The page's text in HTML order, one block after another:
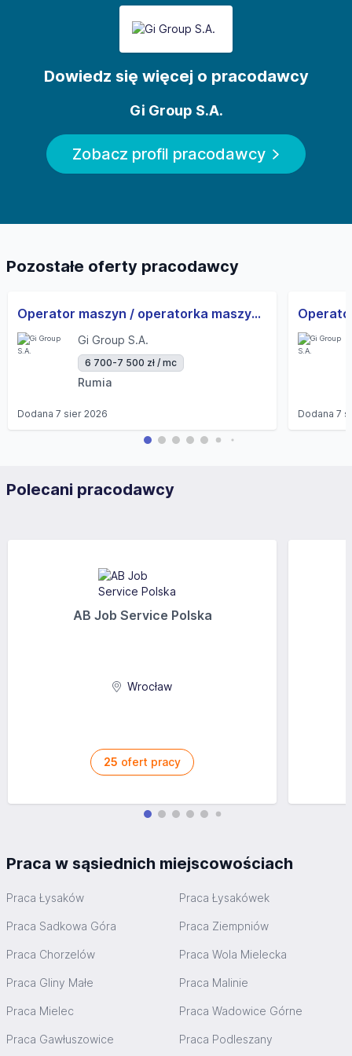
Dowiedz się więcej o pracodawcy
Gi Group S.A.
Zobacz profil pracodawcy
Pozostałe oferty pracodawcy
Operator maszyn / operatorka maszyn | 3-zmiany | UoP | od zaraz
Gi Group S.A.
6 700-7 500 zł / mc
Rumia
Dodana 7 sier 2026 Dodana7
Polecani pracodawcy
AB Job Service Polska
Wrocław
25 ofert pracy
Praca w sąsiednich miejscowościach
Praca Łysaków Praca Łysakówek
Praca Sadkowa Góra Praca Ziempniów
Praca Chorzelów Praca Wola Mielecka
Praca Gliny Małe Praca Malinie
Praca Mielec Praca Wadowice Górne
Praca Gawłuszowice Praca Podleszany